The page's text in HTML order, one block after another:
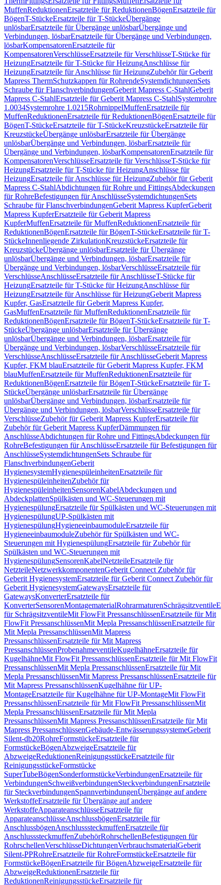
MuffenReduktionenErsatzteile für ReduktionenBögenErsatzteile für
BögenT-StückeErsatzteile für T-StückeÜbergänge
unlösbarErsatzteile für Übergänge unlösbarÜbergänge und
Verbindungen, lösbarErsatzteile für Übergänge und Verbindungen,
lösbarKompensatorenErsatzteile für
KompensatorenVerschlüsseErsatzteile für VerschlüsseT-Stücke für
HeizungErsatzteile für T-Stücke für HeizungAnschlüsse für
HeizungErsatzteile für Anschlüsse für HeizungZubehör für Geberit
Mapress ThermSchutzkappen für RohrendeSystemdichtungenSets
Schraube für FlanschverbindungenGeberit Mapress C-StahlGeberit
Mapress C-StahlErsatzteile für Geberit Mapress C-StahlSystemrohre
1.0034Systemrohre 1.0215RohrnippelMuffenErsatzteile für
MuffenReduktionenErsatzteile für ReduktionenBögenErsatzteile für
BögenT-StückeErsatzteile für T-StückeKreuzstückeErsatzteile für
KreuzstückeÜbergänge unlösbarErsatzteile für Übergänge
unlösbarÜbergänge und Verbindungen, lösbarErsatzteile für
Übergänge und Verbindungen, lösbarKompensatorenErsatzteile für
KompensatorenVerschlüsseErsatzteile für VerschlüsseT-Stücke für
HeizungErsatzteile für T-Stücke für HeizungAnschlüsse für
HeizungErsatzteile für Anschlüsse für HeizungZubehör für Geberit
Mapress C-StahlAbdichtungen für Rohre und FittingsAbdeckungen
für RohreBefestigungen für AnschlüsseSystemdichtungenSets
Schraube für FlanschverbindungenGeberit Mapress KupferGeberit
Mapress KupferErsatzteile für Geberit Mapress
KupferMuffenErsatzteile für MuffenReduktionenErsatzteile für
ReduktionenBögenErsatzteile für BögenT-StückeErsatzteile für T-
StückeInnenliegende ZirkulationKreuzstückeErsatzteile für
KreuzstückeÜbergänge unlösbarErsatzteile für Übergänge
unlösbarÜbergänge und Verbindungen, lösbarErsatzteile für
Übergänge und Verbindungen, lösbarVerschlüsseErsatzteile für
VerschlüsseAnschlüsseErsatzteile für AnschlüsseT-Stücke für
HeizungErsatzteile für T-Stücke für HeizungAnschlüsse für
HeizungErsatzteile für Anschlüsse für HeizungGeberit Mapress
Kupfer, GasErsatzteile für Geberit Mapress Kupfer,
GasMuffenErsatzteile für MuffenReduktionenErsatzteile für
ReduktionenBögenErsatzteile für BögenT-StückeErsatzteile für T-
StückeÜbergänge unlösbarErsatzteile für Übergänge
unlösbarÜbergänge und Verbindungen, lösbarErsatzteile für
Übergänge und Verbindungen, lösbarVerschlüsseErsatzteile für
VerschlüsseAnschlüsseErsatzteile für AnschlüsseGeberit Mapress
Kupfer, FKM blauErsatzteile für Geberit Mapress Kupfer, FKM
blauMuffenErsatzteile für MuffenReduktionenErsatzteile für
ReduktionenBögenErsatzteile für BögenT-StückeErsatzteile für T-
StückeÜbergänge unlösbarErsatzteile für Übergänge
unlösbarÜbergänge und Verbindungen, lösbarErsatzteile für
Übergänge und Verbindungen, lösbarVerschlüsseErsatzteile für
VerschlüsseZubehör für Geberit Mapress KupferErsatzteile für
Zubehör für Geberit Mapress KupferDämmungen für
AnschlüsseAbdichtungen für Rohre und FittingsAbdeckungen für
RohreBefestigungen für AnschlüsseErsatzteile für Befestigungen für
AnschlüsseSystemdichtungenSets Schraube für
FlanschverbindungenGeberit
HygienesystemHygienespüleinheitenErsatzteile für
HygienespüleinheitenZubehör für
HygienespüleinheitenSensorenKabelAbdeckungen und
AbdeckplattenSpülkästen und WC-Steuerungen mit
HygienespülungErsatzteile für Spülkästen und WC-Steuerungen mit
HygienespülungUP-Spülkästen mit
HygienespülungHygieneeinbaumoduleErsatzteile für
HygieneeinbaumoduleZubehör für Spülkästen und WC-
Steuerungen mit HygienespülungErsatzteile für Zubehör für
Spülkästen und WC-Steuerungen mit
HygienespülungSensorenKabelNetzteileErsatzteile für
NetzteileNetzwerkkomponentenGeberit Connect Zubehör für
Geberit HygienesystemErsatzteile für Geberit Connect Zubehör für
Geberit HygienesystemGatewaysErsatzteile für
GatewaysKonverterErsatzteile für
KonverterSensorenMontagematerialRohrarmaturenSchrägsitzventile
für SchrägsitzventileMit FlowFit PressanschlüssenErsatzteile für Mit
FlowFit PressanschlüssenMit Mepla PressanschlüssenErsatzteile für
Mit Mepla PressanschlüssenMit Mapress
PressanschlüssenErsatzteile für Mit Mapress
PressanschlüssenProbenahmeventileKugelhähneErsatzteile für
KugelhähneMit FlowFit PressanschlüssenErsatzteile für Mit FlowFit
PressanschlüssenMit Mepla PressanschlüssenErsatzteile für Mit
Mepla PressanschlüssenMit Mapress PressanschlüssenErsatzteile für
Mit Mapress PressanschlüssenKugelhähne für UP-
MontageErsatzteile für Kugelhähne für UP-MontageMit FlowFit
PressanschlüssenErsatzteile für Mit FlowFit PressanschlüssenMit
Mepla PressanschlüssenErsatzteile für Mit Mepla
PressanschlüssenMit Mapress PressanschlüssenErsatzteile für Mit
Mapress PressanschlüssenGebäude-EntwässerungssystemeGeberit
Silent-db20RohreFormstückeErsatzteile für
FormstückeBögenAbzweigeErsatzteile für
AbzweigeReduktionenReinigungsstückeErsatzteile für
ReinigungsstückeFormstücke
SuperTubeBögenSonderformstückeVerbindungenErsatzteile für
VerbindungenSchweißverbindungenSteckverbindungenErsatzteile
für SteckverbindungenSpannverbindungenÜbergänge auf andere
WerkstoffeErsatzteile für Übergänge auf andere
WerkstoffeApparateanschlüsseErsatzteile für
ApparateanschlüsseAnschlussbögenErsatzteile für
AnschlussbögenAnschlusssteckmuffenErsatzteile für
AnschlusssteckmuffenZubehörRohrschellenBefestigungen für
RohrschellenVerschlüsseDichtungenVerbrauchsmaterialGeberit
Silent-PPRohreErsatzteile für RohreFormstückeErsatzteile für
FormstückeBögenErsatzteile für BögenAbzweigeErsatzteile für
AbzweigeReduktionenErsatzteile für
ReduktionenReinigungsstückeErsatzteile für